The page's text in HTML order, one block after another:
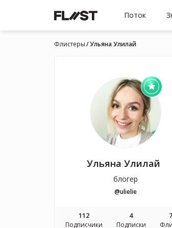
Поток
Флистеры Ульяна Улилай
Ульяна Улилай
блогер
@ulielie
112
Подписчики
4
Подписки